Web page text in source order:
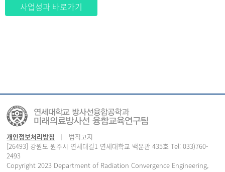
사업성과 바로가기
개인정보처리방침
법적고지
[26493] 강원도 원주시 연세대길1 연세대학교 백운관 435호 Tel: 033)760-
2493
Copyright 2023 Department of Radiation Convergence Engineering,